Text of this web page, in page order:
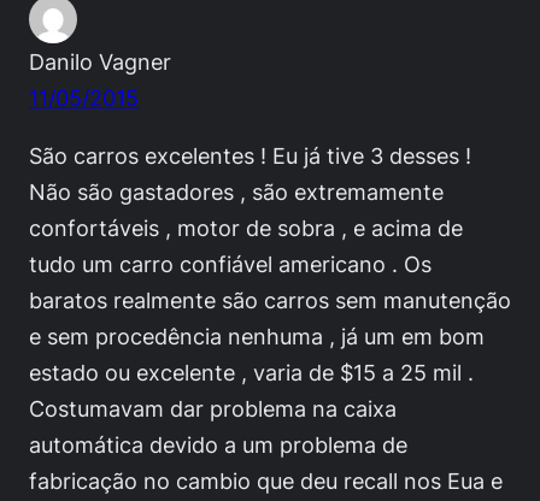
Danilo Vagner
11/05/2015
São carros excelentes ! Eu já tive 3 desses !
Não são gastadores , são extremamente
confortáveis , motor de sobra , e acima de
tudo um carro confiável americano . Os
baratos realmente são carros sem manutenção
e sem procedência nenhuma , já um em bom
estado ou excelente , varia de $15 a 25 mil .
Costumavam dar problema na caixa
automática devido a um problema de
fabricação no cambio que deu recall nos Eua e